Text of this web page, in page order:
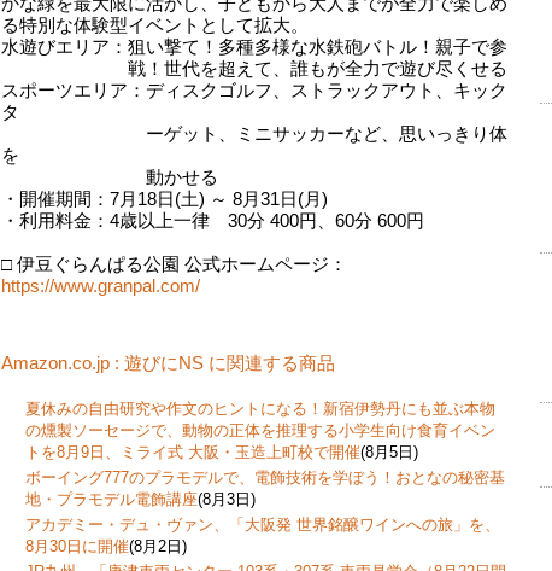
る特別な体験型イベントとして拡大。
水遊びエリア：狙い撃て！多種多様な水鉄砲バトル！親子で参
戦！世代を超えて、誰もが全力で遊び尽くせる
スポーツエリア：ディスクゴルフ、ストラックアウト、キック
タ
ーゲット、ミニサッカーなど、思いっきり体
を
動かせる
・開催期間：7月18日(土) ～ 8月31日(月)
・利用料金：4歳以上一律 30分 400円、60分 600円
□ 伊豆ぐらんぱる公園 公式ホームページ：
https://www.granpal.com/
Amazon.co.jp : 遊びにNS に関連する商品
夏休みの自由研究や作文のヒントになる！新宿伊勢丹にも並ぶ本物
の燻製ソーセージで、動物の正体を推理する小学生向け食育イベン
トを8月9日、ミライ式 大阪・玉造上町校で開催(8月5日)
ボーイング777のプラモデルで、電飾技術を学ぼう！おとなの秘密基
地・プラモデル電飾講座(8月3日)
アカデミー・デュ・ヴァン、「大阪発 世界銘醸ワインへの旅」を、
8月30日に開催(8月2日)